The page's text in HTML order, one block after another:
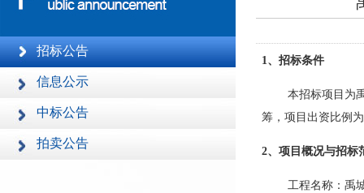
招标公告
信息公示
中标公告
拍卖公告
1、招标条件
本招标项目为
筹，项目出资比例为
2、项目概况与招标
工程名称：禹